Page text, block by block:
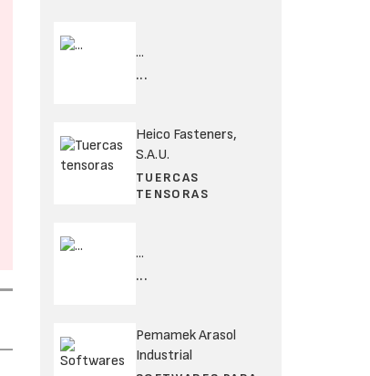
...
...
Heico Fasteners,
S.A.U.
TUERCAS
TENSORAS
...
...
Pemamek Arasol
Industrial